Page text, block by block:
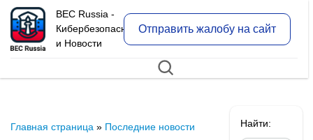
BEC Russia -
Кибербезопасность
и Новости
Отправить жалобу на сайт
Главная страница » Последние новости Найти: